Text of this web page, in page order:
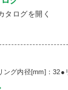
タログを開く
ング内径[mm]：